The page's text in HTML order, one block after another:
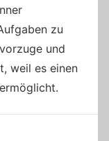
zu
und
weil es einen